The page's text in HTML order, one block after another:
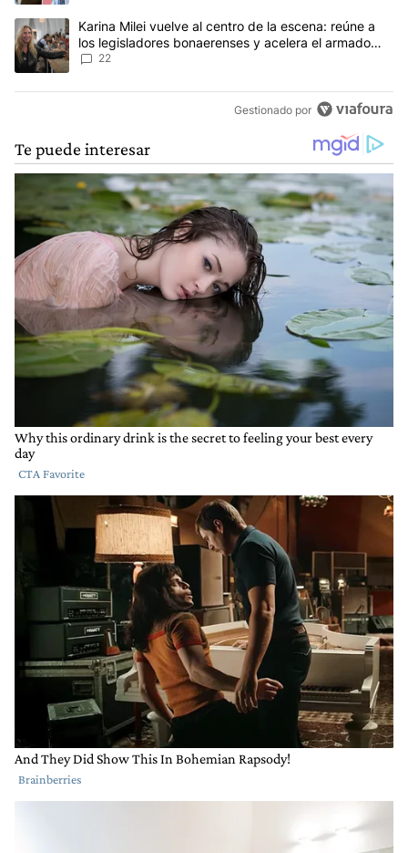
Un artículo de tendencia con el título "Karina Milei vuelve al
Karina Milei vuelve al centro de la escena: reúne a
los legisladores bonaerenses y acelera el armado
para 2027
22
Gestionado por